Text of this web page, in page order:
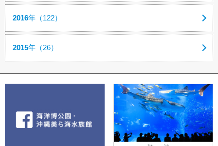
2016年（122）
2015年（26）